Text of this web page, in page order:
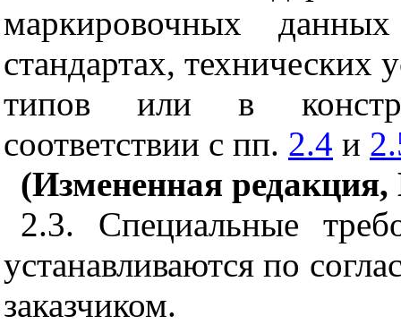
маркировочных
стандартах, технических
типов или в
соответствии с пп. 2.4 и
(Измененная
2.3. Специальные
устанавливаются по
заказчиком.